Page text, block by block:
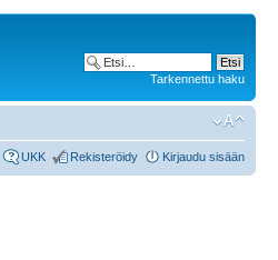
Tarkennettu haku
UKK Rekisteröidy Kirjaudu sisään